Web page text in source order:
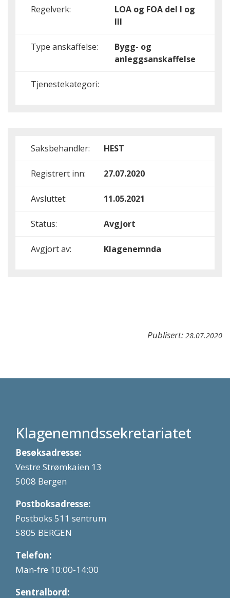
Regelverk:
LOA og FOA del I og
III
Type anskaffelse:
Bygg- og
anleggsanskaffelse
Tjenestekategori:
Saksbehandler: HEST
Registrert inn: 27.07.2020
Avsluttet: 11.05.2021
Status: Avgjort
Avgjort av: Klagenemnda
Publisert: 28.07.2020
Klagenemndssekretariatet
Besøksadresse:
Vestre Strømkaien 13
5008 Bergen
Postboksadresse:
Postboks 511 sentrum
5805 BERGEN
Telefon:
Man-fre 10:00-14:00
Sentralbord: